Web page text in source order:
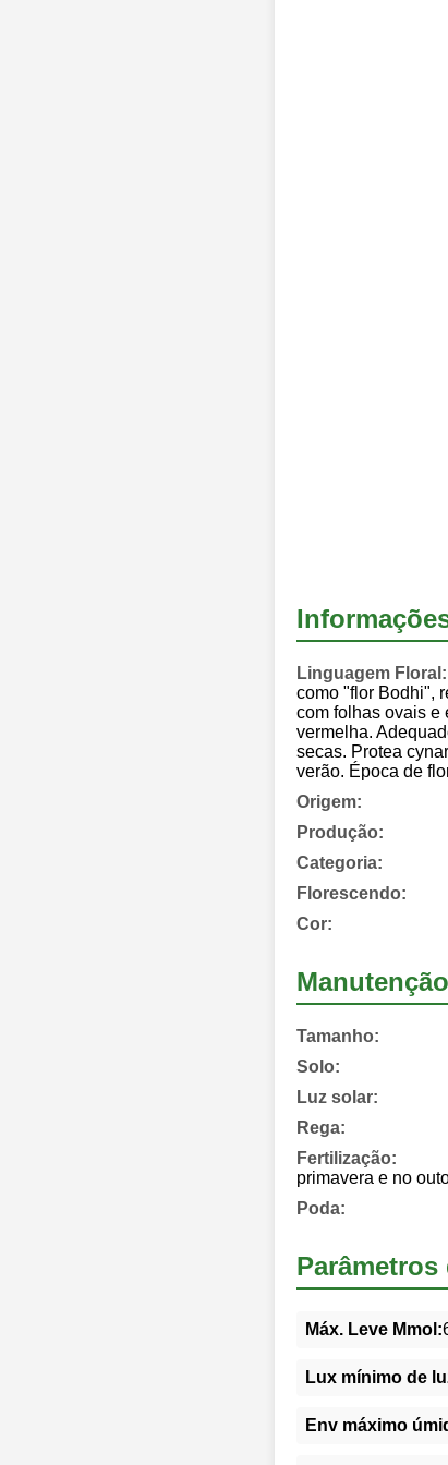
Linguagem Floral:
como "flor Bodhi",
com folhas ovais e
vermelha.
secas. Protea
verão. Época de
Origem:
Produção:
Categoria:
Florescendo:
Cor:
Manutenção
Tamanho:
Solo:
Luz solar:
Rega:
Fertilização:
primavera e no
Poda:
Máx. Leve Mmol:
Lux mínimo de
Env máximo